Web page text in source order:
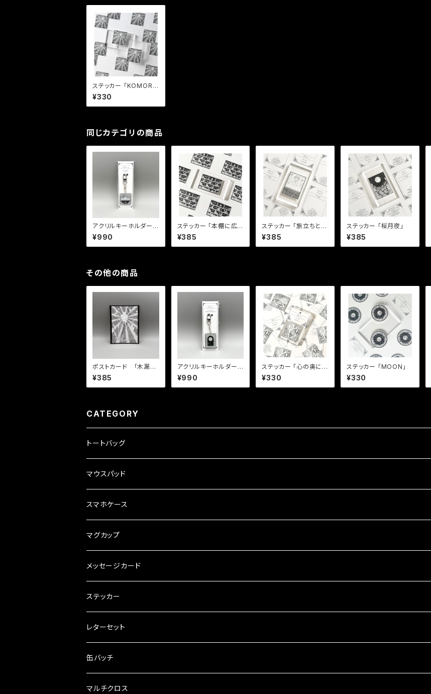
ステッカー 「KOMORE
BI」
¥330
同じカテゴリの商品
アクリルキーホルダー
「ON OFF」
¥990
ステッカー 「本棚に広が
る世界」
¥385
ステッカー 「旅立ちと帰
郷」
¥385
ステッカー 「桜月夜」
¥385
その他の商品
ポストカード 「木漏れ
日」
¥385
アクリルキーホルダー
「月明かりの先に広がる
世界」
¥990
ステッカー 「心の奥に眠
るもの」
¥330
ステッカー 「MOON」
¥330
CATEGORY
トートバッグ
マウスパッド
スマホケース
マグカップ
メッセージカード
ステッカー
レターセット
缶バッチ
マルチクロス